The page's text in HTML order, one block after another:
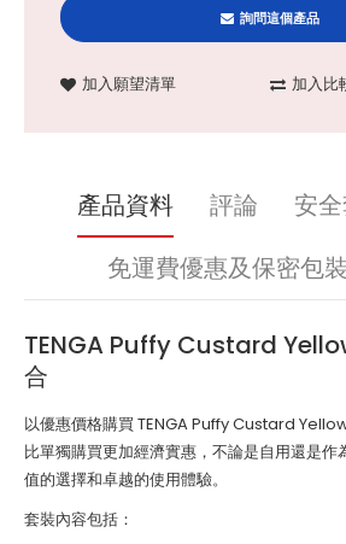
詢問這個產品
加入願望清單 加入比
產品資料 評論
安
免運費優惠及保密包
TENGA Puffy Custard
合
以優惠價格購買 TENGA Puffy Custard
比單獨購買更加經濟實惠，不論是自用還是作
值的選擇和卓越的使用體驗。
套裝內容包括：